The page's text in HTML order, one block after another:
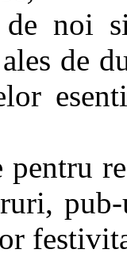
de noi
de